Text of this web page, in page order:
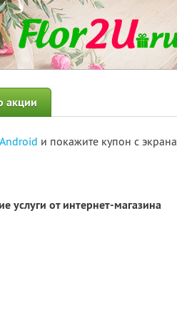
акции
Android и покажите купон с экрана
услуги от интернет-магазина